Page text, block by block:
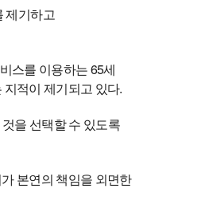
제기하고
스를 이용하는 65세
적이 제기되고 있다.
을 선택할 수 있도록
본연의 책임을 외면한